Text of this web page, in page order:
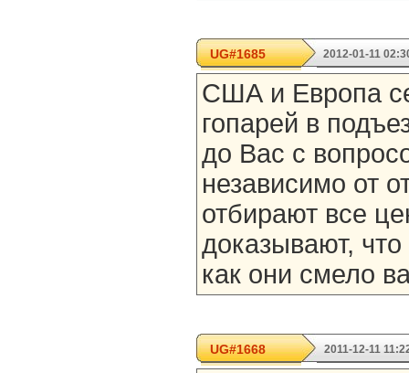
UG#1685 2012-01-11
США и Европа
гопарей в
до Вас с
независимо от
отбирают все
доказывают,
как они смело
UG#1668 2011-12-11